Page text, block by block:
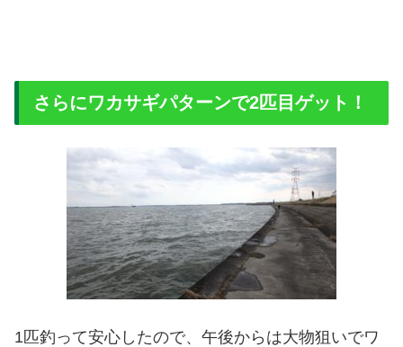
さらにワカサギパターンで2匹目ゲット！
1匹釣って安心したので、午後からは大物狙いでワ